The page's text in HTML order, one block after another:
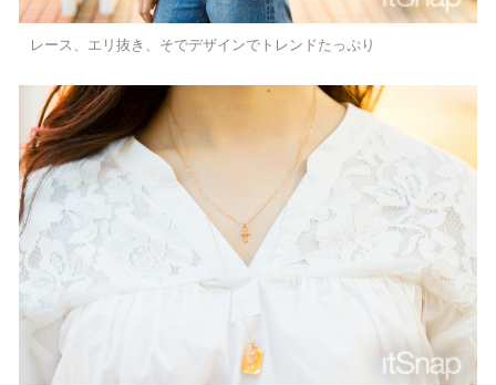
レース、エリ抜き、そでデザインでトレンドたっぷり